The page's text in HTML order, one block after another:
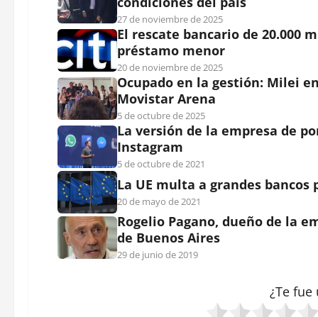
27 de noviembre de 2025
El rescate bancario de 20.000
préstamo menor
20 de noviembre de 2025
Ocupado en la gestión: Milei
Movistar Arena
5 de octubre de 2025
La versión de la empresa de
Instagram
5 de octubre de 2021
La UE multa a grandes
20 de mayo de 2021
Rogelio Pagano, dueño de la
de Buenos Aires
29 de junio de 2019
¿Te fue